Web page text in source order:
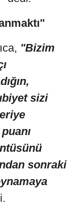
"Bizim
sizi
sonraki